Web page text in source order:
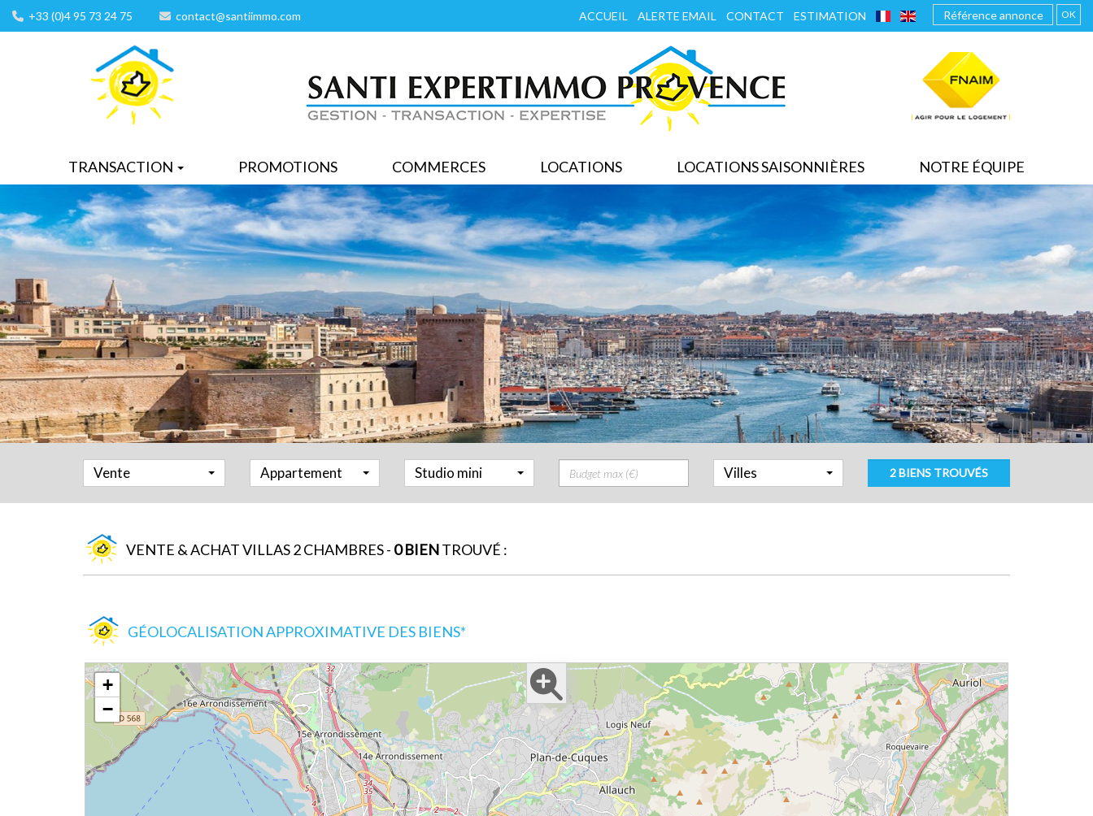
+33 (0)4 95 73 24 75 contact@santiimmo.com FRANÇAISENGLISH
ACCUEIL ALERTE EMAIL CONTACT ESTIMATION OK
TRANSACTION PROMOTIONS COMMERCES LOCATIONS LOCATIONS SAISONNIÈRES NOTRE ÉQUIPE
Vente Appartement Studio mini Prix Villes 2 BIENS TROUVÉS
VENTE & ACHAT VILLAS 2 CHAMBRES - 0 BIENTROUVÉ :
GÉOLOCALISATION APPROXIMATIVE DES BIENS*
+
−